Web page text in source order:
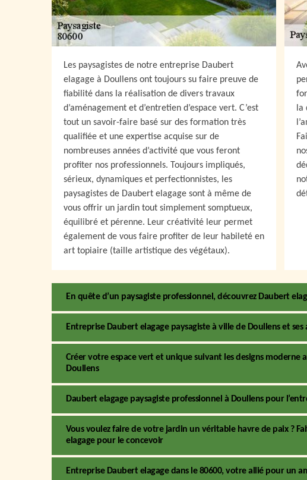
Les paysagistes de notre entreprise Daubert
elagage à Doullens ont toujours su faire preuve de
fiabilité dans la réalisation de divers travaux
d’aménagement et d’entretien d’espace vert. C’est
tout un savoir-faire basé sur des formation très
qualifiée et une expertise acquise sur de
nombreuses années d’activité que vous feront
profiter nos professionnels. Toujours impliqués,
sérieux, dynamiques et perfectionnistes, les
paysagistes de Daubert elagage sont à même de
vous offrir un jardin tout simplement somptueux,
équilibré et pérenne. Leur créativité leur permet
également de vous faire profiter de leur habileté en
art topiaire (taille artistique des végétaux).
la
En quête d’un paysagiste professionnel, découvrez Daubert
Entreprise Daubert elagage paysagiste à ville de Doullens et ses
Créer votre espace vert et unique suivant les designs moderne
Doullens
Daubert elagage paysagiste professionnel à Doullens pour
Vous voulez faire de votre jardin un véritable havre de paix ?
elagage pour le concevoir
Entreprise Daubert elagage dans le 80600, votre allié pour un